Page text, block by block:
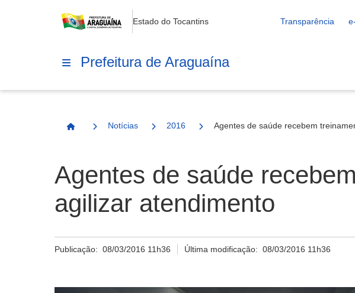
Estado do Tocantins Transparência
Prefeitura de Araguaína
Página Inicial
Notícias 2016 Agentes de saúde recebem
Agentes de saúde
agilizar atendimento
Publicação: 08/03/2016 11h36 Última modificação:08/03/2016 11h36